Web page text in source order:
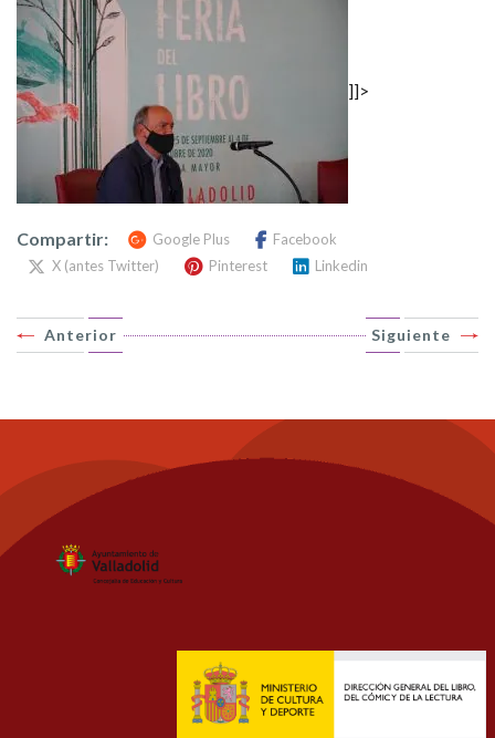
]]>
Compartir: Google Plus
Facebook
X (antes Twitter)
Pinterest Linkedin
Siguiente
Anterior